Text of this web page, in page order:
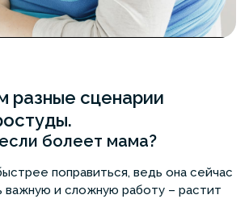
разные сценарии
болеет мама?
поправиться, ведь она сейчас
важную и сложную работу – растит